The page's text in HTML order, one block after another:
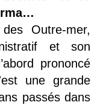
Outre-mer,
et son
prononcé
une grande
passés dans